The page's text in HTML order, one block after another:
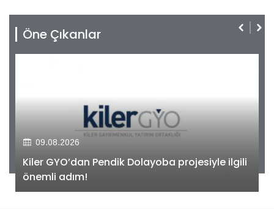
Öne Çıkanlar
09.08.2026
Kiler GYO’dan Pendik Dolayoba projesiyle ilgili
önemli adım!